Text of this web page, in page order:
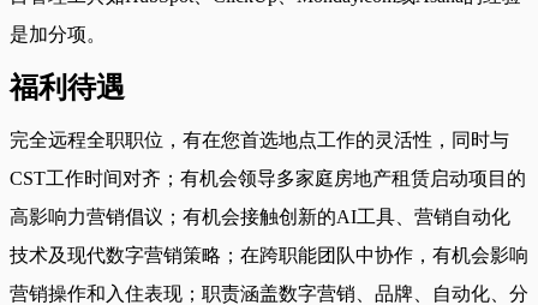
是加分项。
福利待遇
完全远程全职职位，有在您首选地点工作的灵活性，同时与
CST工作时间对齐；有机会领导多家庭房地产租赁启动项目的
高影响力营销倡议；有机会接触创新的AI工具、营销自动化
技术及现代数字营销策略；在跨职能团队中协作，有机会影响
营销操作和入住表现；职责涵盖数字营销、品牌、自动化、分